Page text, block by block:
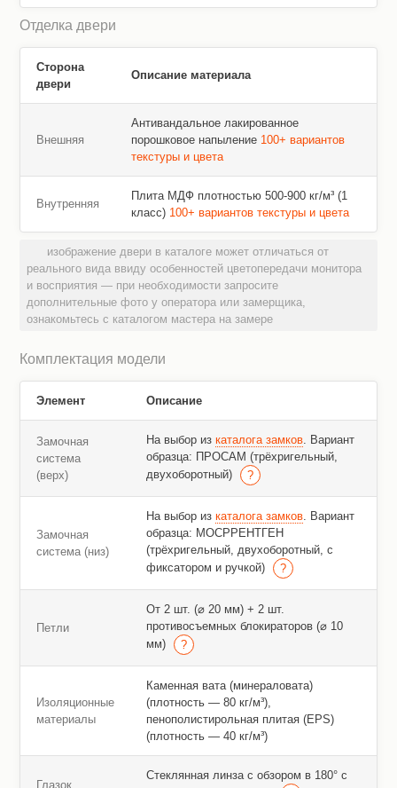
Отделка двери
Сторона
двери
Описание материала
Внешняя
Антивандальное лакированное
порошковое напыление 100+ вариантов
текстуры и цвета
Внутренняя
Плита МДФ плотностью 500-900 кг/м³ (1
класс) 100+ вариантов текстуры и цвета
изображение двери в каталоге может отличаться от
реального вида ввиду особенностей цветопередачи монитора
и восприятия — при необходимости запросите
дополнительные фото у оператора или замерщика,
ознакомьтесь с каталогом мастера на замере
Комплектация модели
Элемент Описание
Замочная
система
(верх)
На выбор из каталога замков. Вариант
образца: ПРОСАМ (трёхригельный,
двухоборотный)
Замочная
система (низ)
На выбор из каталога замков. Вариант
образца: МОСРРЕНТГЕН
(трёхригельный, двухоборотный, с
фиксатором и ручкой)
Петли
От 2 шт. (⌀ 20 мм) + 2 шт.
противосъемных блокираторов (⌀ 10
мм)
Изоляционные
материалы
Каменная вата (минераловата)
(плотность — 80 кг/м³),
пенополистирольная плитая (EPS)
(плотность — 40 кг/м³)
Глазок
Стеклянная линза с обзором в 180° с